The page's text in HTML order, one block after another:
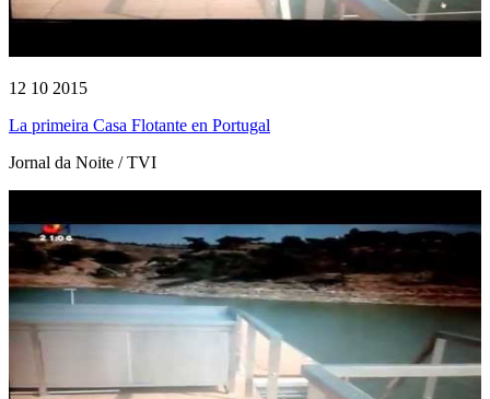
12 10 2015
La primeira Casa Flotante en Portugal
Jornal da Noite / TVI